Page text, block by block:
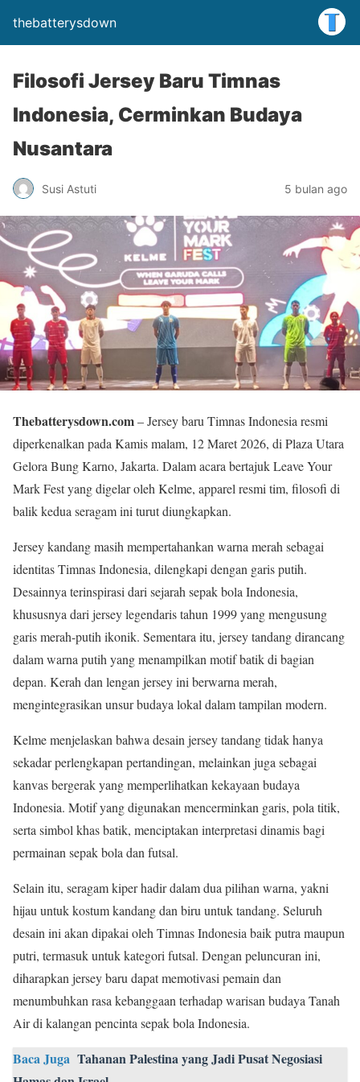
thebatterysdown
Filosofi Jersey Baru Timnas
Indonesia, Cerminkan Budaya
Nusantara
Susi Astuti 5 bulan ago
Thebatterysdown.com– Jersey baru Timnas Indonesia resmi
diperkenalkan pada Kamis malam, 12 Maret 2026, di Plaza Utara
Gelora Bung Karno, Jakarta. Dalam acara bertajuk Leave Your
Mark Fest yang digelar oleh Kelme, apparel resmi tim, filosofi di
balik kedua seragam ini turut diungkapkan.
Jersey kandang masih mempertahankan warna merah sebagai
identitas Timnas Indonesia, dilengkapi dengan garis putih.
Desainnya terinspirasi dari sejarah sepak bola Indonesia,
khususnya dari jersey legendaris tahun 1999 yang mengusung
garis merah-putih ikonik. Sementara itu, jersey tandang dirancang
dalam warna putih yang menampilkan motif batik di bagian
depan. Kerah dan lengan jersey ini berwarna merah,
mengintegrasikan unsur budaya lokal dalam tampilan modern.
Kelme menjelaskan bahwa desain jersey tandang tidak hanya
sekadar perlengkapan pertandingan, melainkan juga sebagai
kanvas bergerak yang memperlihatkan kekayaan budaya
Indonesia. Motif yang digunakan mencerminkan garis, pola titik,
serta simbol khas batik, menciptakan interpretasi dinamis bagi
permainan sepak bola dan futsal.
Selain itu, seragam kiper hadir dalam dua pilihan warna, yakni
hijau untuk kostum kandang dan biru untuk tandang. Seluruh
desain ini akan dipakai oleh Timnas Indonesia baik putra maupun
putri, termasuk untuk kategori futsal. Dengan peluncuran ini,
diharapkan jersey baru dapat memotivasi pemain dan
menumbuhkan rasa kebanggaan terhadap warisan budaya Tanah
Air di kalangan pencinta sepak bola Indonesia.
Baca Juga Tahanan Palestina yang Jadi Pusat Negosiasi